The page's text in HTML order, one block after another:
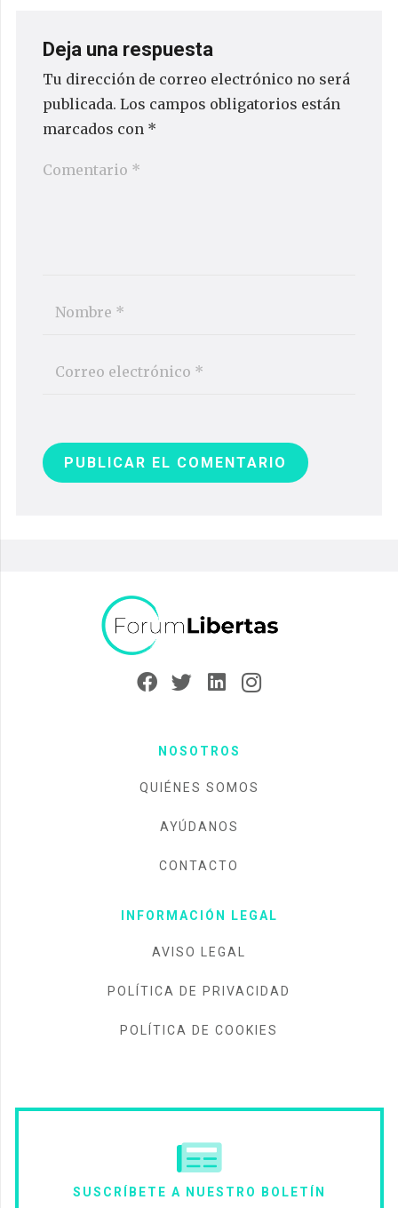
Deja una respuesta
Tu dirección de correo electrónico no será
publicada. Los campos obligatorios están
marcados con *
PUBLICAR EL COMENTARIO
NOSOTROS
QUIÉNES SOMOS
AYÚDANOS
CONTACTO
INFORMACIÓN LEGAL
AVISO LEGAL
POLÍTICA DE PRIVACIDAD
POLÍTICA DE COOKIES
SUSCRÍBETE A NUESTRO BOLETÍN